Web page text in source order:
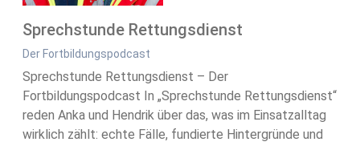
Sprechstunde Rettungsdienst
Der Fortbildungspodcast
Sprechstunde Rettungsdienst – Der
Fortbildungspodcast In „Sprechstunde Rettungsdienst“
reden Anka und Hendrik über das, was im Einsatzalltag
wirklich zählt: echte Fälle, fundierte Hintergründe und